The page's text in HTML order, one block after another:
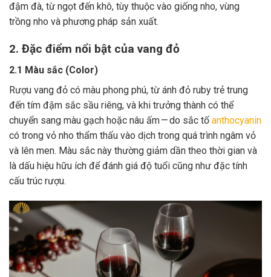
đậm đà, từ ngọt đến khô, tùy thuộc vào giống nho, vùng
trồng nho và phương pháp sản xuất.
2. Đặc điểm nổi bật của vang đỏ
2.1 Màu sắc (Color)
Rượu vang đỏ có màu phong phú, từ ánh đỏ ruby trẻ trung
đến tím đậm sắc sầu riêng, và khi trưởng thành có thể
chuyển sang màu gạch hoặc nâu ấm — do sắc tố anthocyanin
có trong vỏ nho thẩm thấu vào dịch trong quá trình ngâm vỏ
và lên men. Màu sắc này thường giảm dần theo thời gian và
là dấu hiệu hữu ích để đánh giá độ tuổi cũng như đặc tính
cấu trúc rượu.